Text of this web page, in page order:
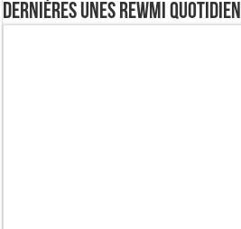
Dernières Unes Rewmi Quotidien